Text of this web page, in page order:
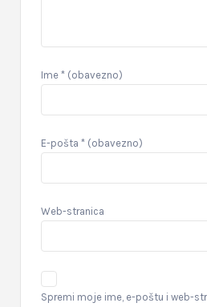
Ime * (obavezno)
E-pošta * (obavezno)
Web-stranica
Spremi moje ime, e-poštu i web-